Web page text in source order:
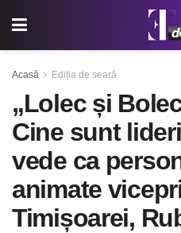
Acasă Ediția de seară
„Lolec și
Cine sunt
vede ca
animate
Timișoarei,